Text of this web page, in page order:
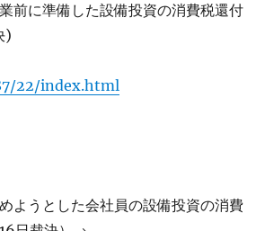
前に準備した設備投資の消費税還付
)
22/index.html
ようとした会社員の設備投資の消費